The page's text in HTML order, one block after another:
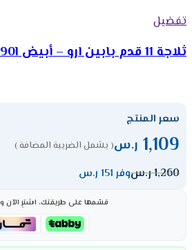
تفضيل
ثلاجة 11 قدم بابين ارو – أبيض Ro2-490l
سعر المنتج
1,109 ر.س( يشمل الضريبة المضافة )
1,260ر.سوفر 151 ر.س
قسّمها على طريقتك، اشترِ الآن